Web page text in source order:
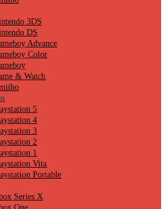
3DS
DS
Advance
Color
& Watch
5
4
3
2
1
Vita
Portable
Series X